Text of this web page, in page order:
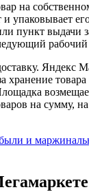
на
и упаковывает
пункт выдачи
рабочий
Яндекс
хранение
на сумму,